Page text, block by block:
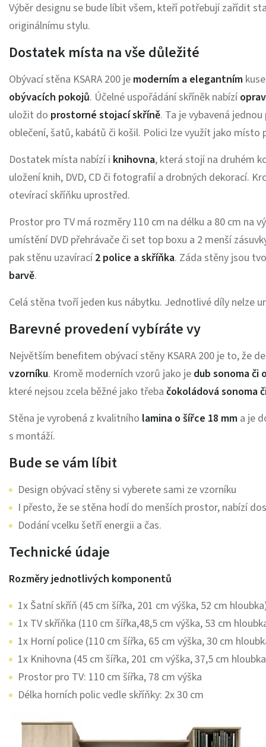
Výběr designu se bude líbit všem, kteří potřebují zařídit
originálnímu stylu.
Dostatek místa na vše důležité
Obývací stěna KSARA 200 je moderním a elegantním
obývacích pokojů. Účelné uspořádání skříněk nabízí
uložit do prostorné stojací skříně. Ta je vybavená
oblečení, šatů, kabátů či košil. Polici lze využít jako
Dostatek místa nabízí i knihovna, která stojí na druhém
uložení knih, DVD, CD či fotografií a drobných dekorací.
otevírací skříňku uprostřed.
Prostor pro TV má rozměry 110 cm na délku a 80 cm na
umístění DVD přehrávače či set top boxu a 2 menší
pak stěnu uzavírací 2 police a skříňka. Záda stěny jsou
barvě.
Celá stěna tvoří jeden kus nábytku. Jednotlivé díly nelze
Barevné provedení vybíráte vy
Největším benefitem obývací stěny KSARA 200 je to, že
vzorníku. Kromě moderních vzorů jako je dub sonoma či
které nejsou zcela běžné jako třeba čokoládová sonoma
Stěna je vyrobená z kvalitního lamina o šířce 18 mm a je
s montáží.
Bude se vám líbit
Design obývací stěny si vyberete sami ze vzorníku
I přesto, že se stěna hodí do menších prostor, nabízí
Dodání vcelku šetří energii a čas.
Technické údaje
Rozměry jednotlivých komponentů
1x Šatní skříň (45 cm šířka, 201 cm výška, 52 cm
1x TV skříňka (110 cm šířka,48,5 cm výška, 53 cm
1x Horní police (110 cm šířka, 65 cm výška, 30 cm
1x Knihovna (45 cm šířka, 201 cm výška, 37,5 cm
Prostor pro TV: 110 cm šířka, 78 cm výška
Délka horních polic vedle skříňky: 2x 30 cm